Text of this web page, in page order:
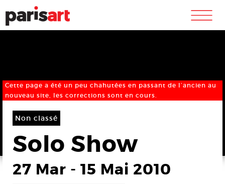
m
Cette page a été un peu chahutées en passant de l’ancien au
nouveau site, les corrections sont en cours.
Non classé
Solo Show
27 Mar - 15 Mai 2010